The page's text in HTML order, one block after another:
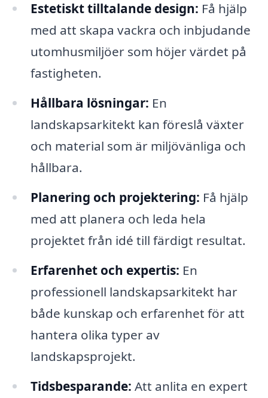
Estetiskt tilltalande design: Få hjälp
med att skapa vackra och inbjudande
utomhusmiljöer som höjer värdet på
fastigheten.
Hållbara lösningar: En
landskapsarkitekt kan föreslå växter
och material som är miljövänliga och
hållbara.
Planering och projektering: Få hjälp
med att planera och leda hela
projektet från idé till färdigt resultat.
Erfarenhet och expertis: En
professionell landskapsarkitekt har
både kunskap och erfarenhet för att
hantera olika typer av
landskapsprojekt.
Tidsbesparande: Att anlita en expert